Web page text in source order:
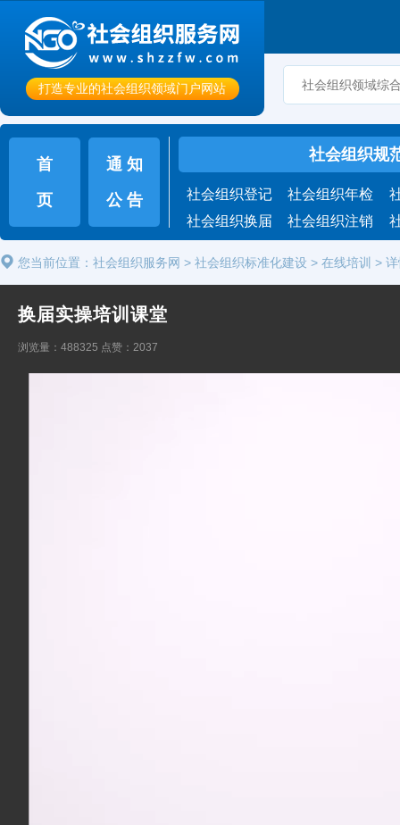
打造专业的社会组织领域门户网站
首
页
通 知
公 告
社会组织规
社会组织登记 社会组织年检
社会组织换届
社会组织注销
您当前位置： 社会组织服务网 > 社会组织标准化建设 > 在线培训 >
换届实操培训课堂
浏览量：488325 点赞：2037